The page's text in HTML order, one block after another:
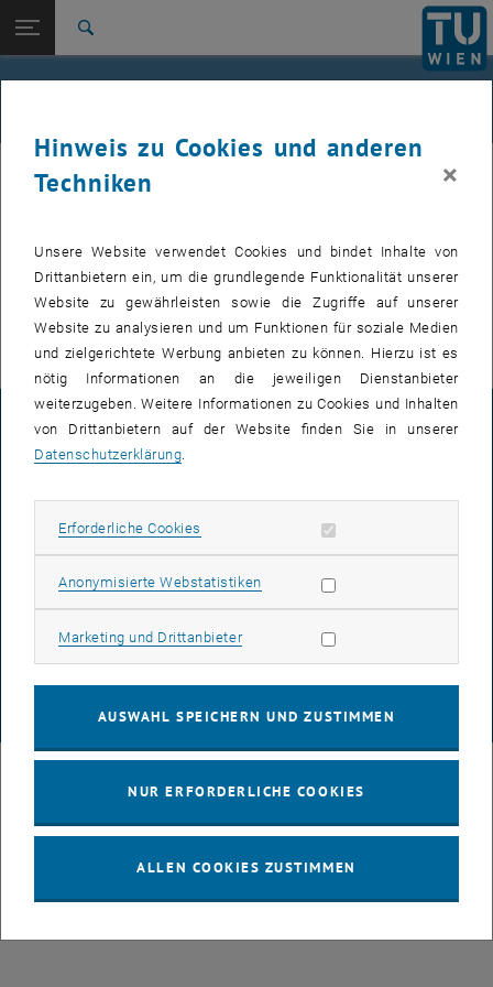
TU Login
Studium
International
Zur 1. Menü Ebene
TU Wien
Zurück: Subseiten von Wirtschaftskooperationen auflisten
Zurück zur letzten Ebene:
Wirtschaftskooperationen
Interne Angebote (Events, Veranstaltungen, Workshops, Konferenzen
Es gibt keine Veranstaltungen in der aktuellen Ansicht.
© TU Wien# 43491
IMPRESSUM
BARRIEREFREIHEITSERKLÄRUNG
DATENSCHUTZERKLÄRUNG (PDF)
Hinweis zu Cookies und anderen
Techniken
×
Unsere Website verwendet Cookies und bindet Inhalte von
Drittanbietern ein, um die grundlegende Funktionalität unserer
Website zu gewährleisten sowie die Zugriffe auf unserer
Website zu analysieren und um Funktionen für soziale Medien
und zielgerichtete Werbung anbieten zu können. Hierzu ist es
nötig Informationen an die jeweiligen Dienstanbieter
weiterzugeben. Weitere Informationen zu Cookies und Inhalten
von Drittanbietern auf der Website finden Sie in unserer
Datenschutzerklärung.
Erforderliche Cookies Erforderliche Cookies zulassen
Anonymisierte WebstatistikenStatistik Cookies zulassen
Marketing und DrittanbieterMarketing Cookies zulassen
AUSWAHL SPEICHERN UND ZUSTIMMEN
NUR ERFORDERLICHE COOKIES
ALLEN COOKIES ZUSTIMMEN